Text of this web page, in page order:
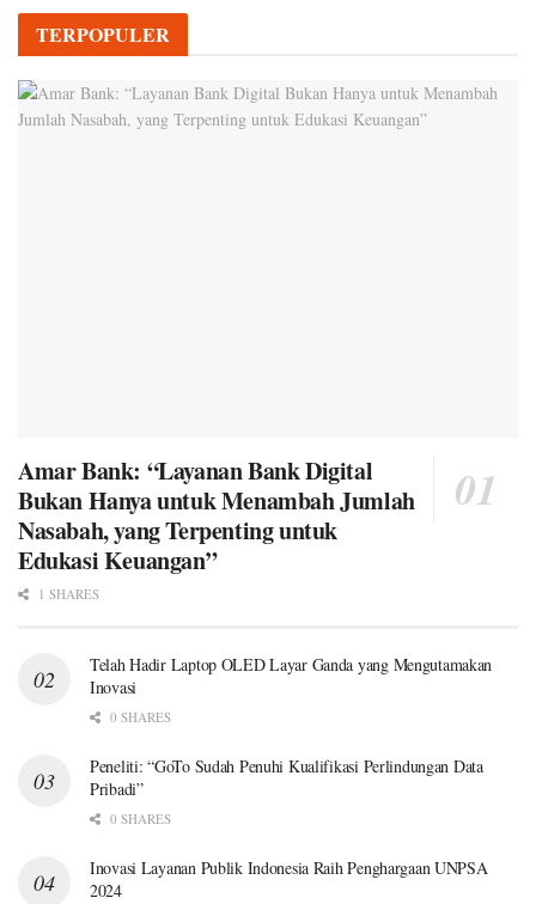
TERPOPULER
Amar Bank: “Layanan Bank Digital
Bukan Hanya untuk Menambah Jumlah
Nasabah, yang Terpenting untuk
Edukasi Keuangan”
1 SHARES
Telah Hadir Laptop OLED Layar Ganda yang Mengutamakan
Inovasi
0 SHARES
Peneliti: “GoTo Sudah Penuhi Kualifikasi Perlindungan Data
Pribadi”
0 SHARES
Inovasi Layanan Publik Indonesia Raih Penghargaan UNPSA
2024